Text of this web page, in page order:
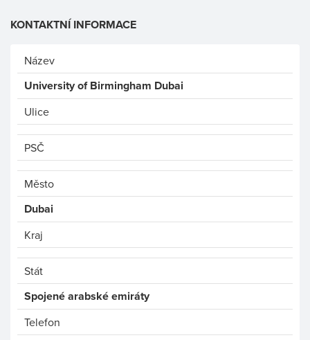
KONTAKTNÍ INFORMACE
Název
University of Birmingham Dubai
Ulice
PSČ
Město
Dubai
Kraj
Stát
Spojené arabské emiráty
Telefon